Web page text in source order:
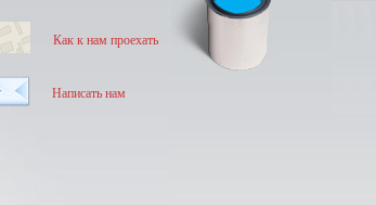
Как к нам проехать
Написать нам